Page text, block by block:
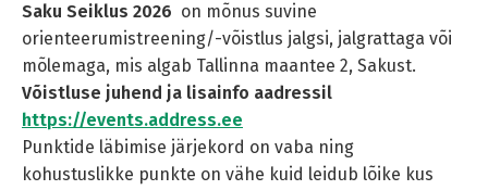
Saku Seiklus 2026 on mõnus suvine
orienteerumistreening/-võistlus jalgsi, jalgrattaga või
mõlemaga, mis algab Tallinna maantee 2, Sakust.
Võistluse juhend ja lisainfo aadressil
https://events.address.ee
Punktide läbimise järjekord on vaba ning
kohustuslikke punkte on vähe kuid leidub lõike kus